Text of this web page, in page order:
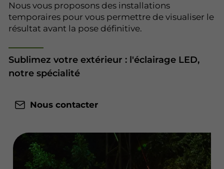
Nous vous proposons des installations
temporaires pour vous permettre de visualiser le
résultat avant la pose définitive.
Sublimez votre extérieur : l'éclairage LED,
notre spécialité
Nous contacter